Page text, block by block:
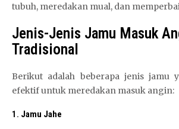
tubuh, meredakan mual, dan
Jenis-Jenis Jamu Masuk
Tradisional
Berikut adalah beberapa jenis jamu
efektif untuk meredakan masuk angin:
1. Jamu Jahe